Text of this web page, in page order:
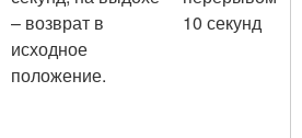
– возврат в
исходное
положение.
10 секунд